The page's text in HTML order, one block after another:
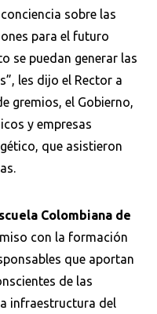
sobre las
para el futuro
se puedan generar las
les dijo el Rector a
gremios, el Gobierno,
y empresas
que asistieron
Colombiana de
con la formación
que aportan
de las
infraestructura del